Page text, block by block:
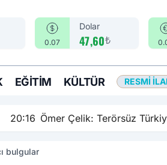
0.07
Dolar
47,60₺
EĞITIM KÜLTÜR RESMI
bir aşamadayız
bulgular